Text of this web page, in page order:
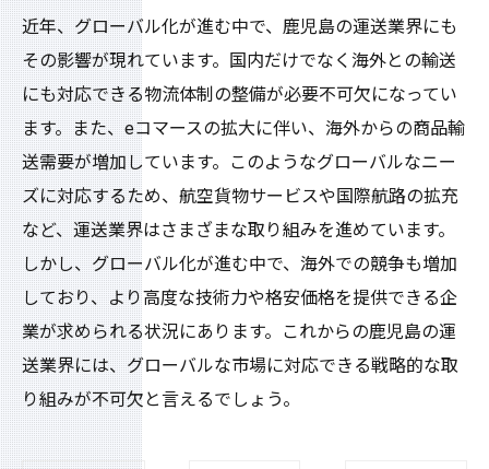
近年、グローバル化が進む中で、鹿児島の運送業界にも
その影響が現れています。国内だけでなく海外との輸送
にも対応できる物流体制の整備が必要不可欠になってい
ます。また、eコマースの拡大に伴い、海外からの商品輸
送需要が増加しています。このようなグローバルなニー
ズに対応するため、航空貨物サービスや国際航路の拡充
など、運送業界はさまざまな取り組みを進めています。
しかし、グローバル化が進む中で、海外での競争も増加
しており、より高度な技術力や格安価格を提供できる企
業が求められる状況にあります。これからの鹿児島の運
送業界には、グローバルな市場に対応できる戦略的な取
り組みが不可欠と言えるでしょう。